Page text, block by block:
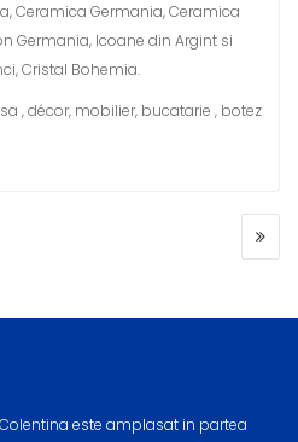
Ceramica Germania, Ceramica
Germania, Icoane din Argint si
Cristal Bohemia.
, décor, mobilier, bucatarie , botez
este amplasat in partea